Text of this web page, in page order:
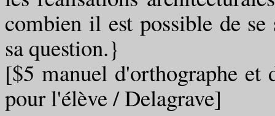
combien il est possible de
sa question.}
[$5 manuel d'orthographe et
pour l'élève / Delagrave]